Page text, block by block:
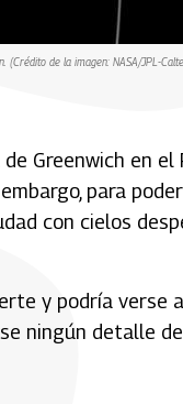
de la imagen: NASA/JPL-
Greenwich en el
para
con cielos
y podría verse
ningún detalle